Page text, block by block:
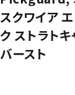
CD、映
楽譜
音楽雑
スクワイア
ク ストラト
バースト